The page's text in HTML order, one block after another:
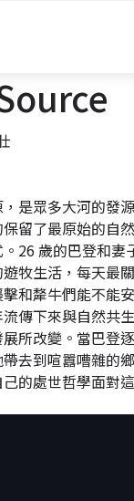
是眾多大河的發
留了最原始的自
26 歲的巴登和妻
牧生活，每天最
和犛牛們能不能
傳下來與自然共
所改變。當巴登
去到喧囂嘈雜的
的處世哲學面對